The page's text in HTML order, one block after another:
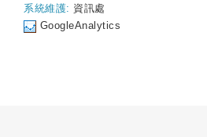
系統維護: 資訊處
GoogleAnalytics